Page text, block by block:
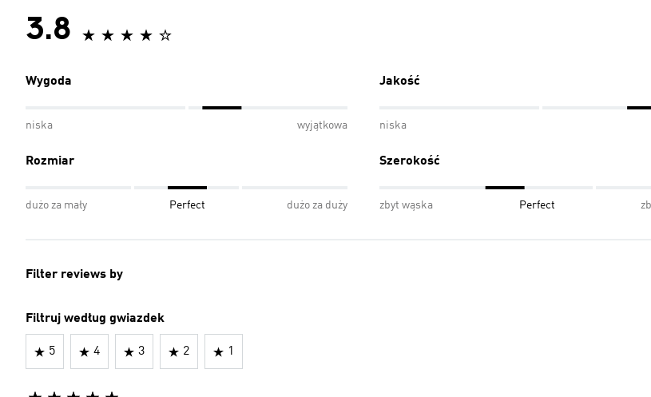
3.8
Wygoda
niska wyjątkowa
Jakość
niska
Rozmiar
dużo za mały Perfect dużo za duży
Szerokość
zbyt wąska Perfect
Filter reviews by
Filtruj według gwiazdek
5 4 3 2 1